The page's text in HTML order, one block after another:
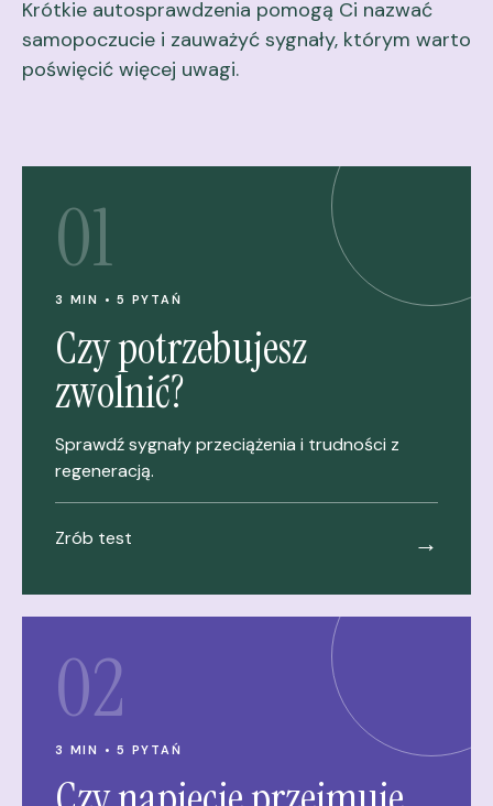
Krótkie autosprawdzenia pomogą Ci nazwać
samopoczucie i zauważyć sygnały, którym warto
poświęcić więcej uwagi.
01
3 MIN • 5 PYTAŃ
Czy potrzebujesz
zwolnić?
Sprawdź sygnały przeciążenia i trudności z
regeneracją.
Zrób test →
02
3 MIN • 5 PYTAŃ